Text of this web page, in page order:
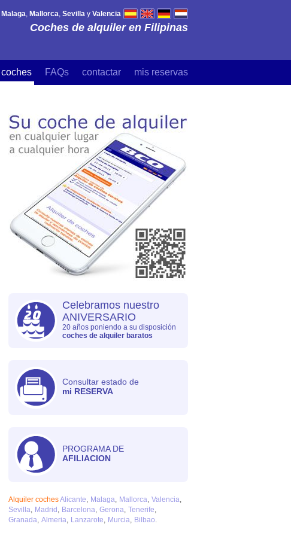
Celebramos nuestro
ANIVERSARIO
20 años poniendo a su disposición
coches de alquiler baratos
Consultar estado de
mi RESERVA
PROGRAMA DE
AFILIACION
Alquiler cochesAlicante Malaga Mallorca Valencia
Sevilla
Madrid Barcelona Gerona Tenerife
Granada Almeria Lanzarote Murcia Bilbao
Coches de alquiler en Filipinas
Malaga, Mallorca, Sevilla y Valencia
coches FAQs contactar mis reservas